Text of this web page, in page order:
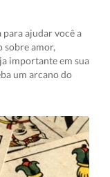
ajudar você a
sobre amor,
importante em sua
um arcano do